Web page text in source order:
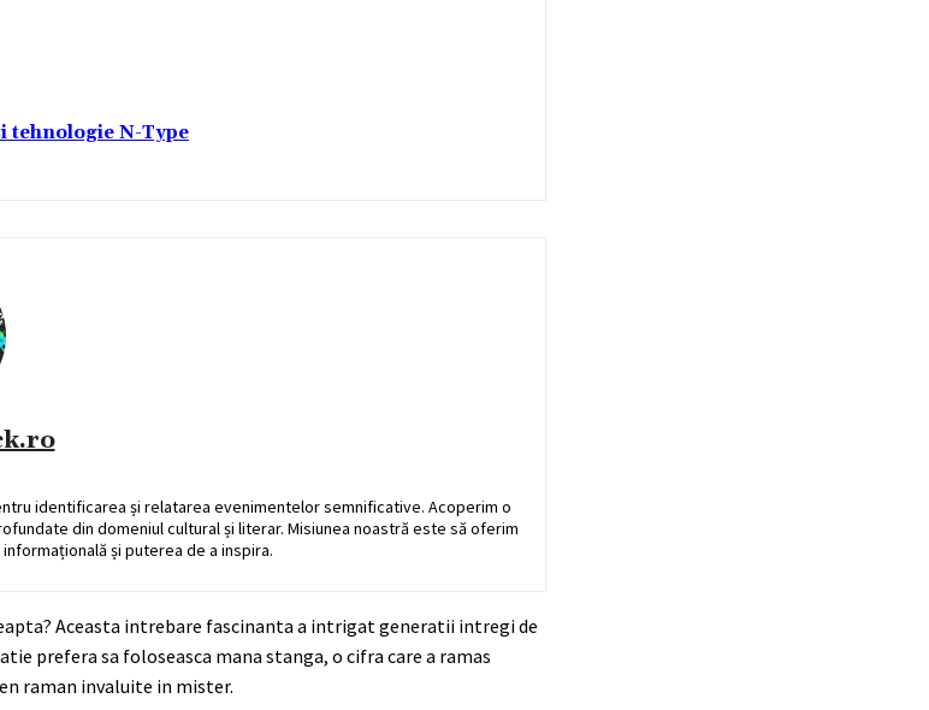
tehnologie N-Type
identificarea și relatarea evenimentelor semnificative. Acoperim o
din domeniul cultural și literar. Misiunea noastră este să oferim
și puterea de a inspira.
Aceasta intrebare fascinanta a intrigat generatii intregi de
prefera sa foloseasca mana stanga, o cifra care a ramas
raman invaluite in mister.